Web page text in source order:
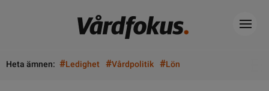
Heta ämnen: #Ledighet #Vårdpolitik #Lön